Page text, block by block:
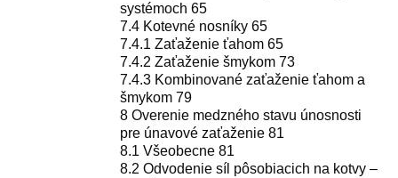
systémoch 65
7.4 Kotevné nosníky 65
7.4.1 Zaťaženie ťahom 65
7.4.2 Zaťaženie šmykom 73
7.4.3 Kombinované zaťaženie ťahom a
šmykom 79
8 Overenie medzného stavu únosnosti
pre únavové zaťaženie 81
8.1 Všeobecne 81
8.2 Odvodenie síl pôsobiacich na kotvy –